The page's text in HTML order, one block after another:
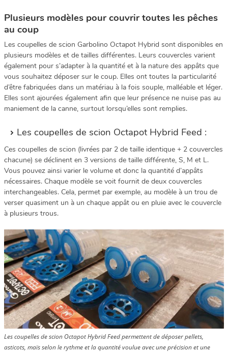
Plusieurs modèles pour couvrir toutes les pêches
au coup
Les coupelles de scion Garbolino Octapot Hybrid sont disponibles en
plusieurs modèles et de tailles différentes. Leurs couvercles varient
également pour s’adapter à la quantité et à la nature des appâts que
vous souhaitez déposer sur le coup. Elles ont toutes la particularité
d’être fabriquées dans un matériau à la fois souple, malléable et léger.
Elles sont ajourées également afin que leur présence ne nuise pas au
maniement de la canne, surtout lorsqu’elles sont remplies.
Les coupelles de scion Octapot Hybrid Feed :
Ces coupelles de scion (livrées par 2 de taille identique + 2 couvercles
chacune) se déclinent en 3 versions de taille différente, S, M et L.
Vous pouvez ainsi varier le volume et donc la quantité d’appâts
nécessaires. Chaque modèle se voit fournit de deux couvercles
interchangeables. Cela, permet par exemple, au modèle à un trou de
verser quasiment un à un chaque appât ou en pluie avec le couvercle
à plusieurs trous.
Les coupelles de scion Octapot Hybrid Feed permettent de déposer pellets,
asticots, maïs selon le rythme et la quantité voulue avec une précision et une